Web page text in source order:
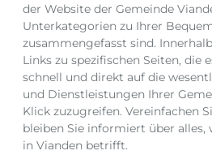
der Website der Gemeinde
Unterkategorien zu Ihrer
zusammengefasst sind.
Links zu spezifischen Seiten, die
schnell und direkt auf die
und Dienstleistungen Ihrer
Klick zuzugreifen. Vereinfachen
bleiben Sie informiert über alles,
in Vianden betrifft.